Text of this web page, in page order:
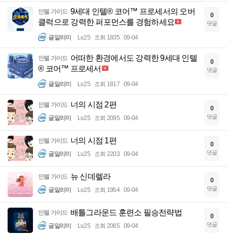
인텔 가이드 9세대 인텔® 코어™ 프로세서의 오버
클럭으로 강력한 퍼포먼스를 경험하세요
글알리미 Lv.25 조회 1835 09-04
0
댓글
인텔 가이드 어떠한 환경에서도 강력한 9세대 인텔
® 코어™ 프로세서
글알리미 Lv.25 조회 1817 09-04
0
댓글
인텔 가이드 너의 시점 2편
글알리미 Lv.25 조회 2095 09-04
0
댓글
인텔 가이드 너의 시점 1편
글알리미 Lv.25 조회 2203 09-04
0
댓글
인텔 가이드 뉴 신데렐라
글알리미 Lv.25 조회 1954 09-04
0
댓글
인텔 가이드 배틀그라운드 훈련소 필승전략법
글알리미 Lv.25 조회 2065 09-04
0
댓글